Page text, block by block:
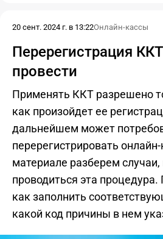
20 сент. 2024 г. в 13:22Онлайн-кассы
Перерегистрация
провести
Применять ККТ разрешено
как произойдет ее
дальнейшем может
перерегистрировать
материале разберем
проводиться эта
как заполнить
какой код причины в нем